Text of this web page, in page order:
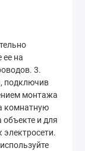
ее на
3.
подключив
монтажа
комнатную
объекте и для
электросети.